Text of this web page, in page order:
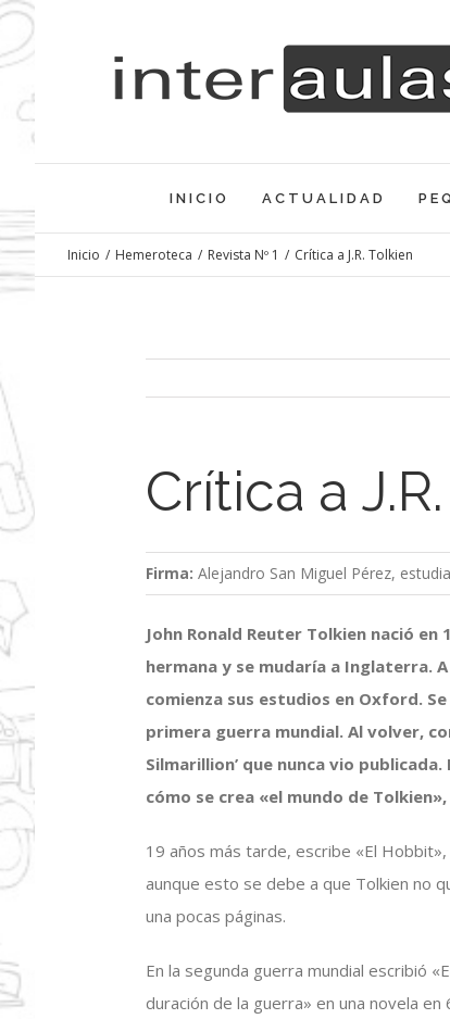
Saltar
al
INICIO ACTUALIDAD
Inicio / Hemeroteca / Revista Nº 1 / Crítica a J.R. Tolkien
Crítica a
Firma:Alejandro San Miguel Pérez,
John Ronald Reuter Tolkien nació
hermana y se mudaría a Inglaterra.
comienza sus estudios en Oxford.
primera guerra mundial. Al volver,
Silmarillion’ que nunca vio
cómo se crea «el mundo de
19 años más tarde, escribe «El
aunque esto se debe a que Tolkien no
una pocas páginas.
En la segunda guerra mundial escribió
duración de la guerra» en una novela